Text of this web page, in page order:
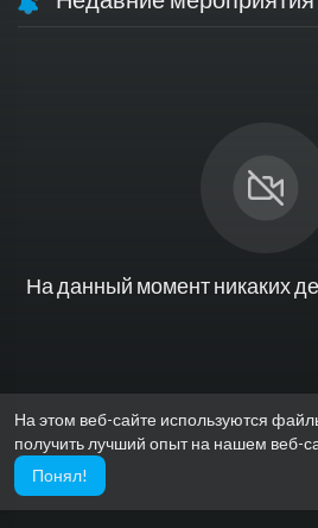
На этом веб-сайте используются
получить лучший опыт на нашем веб-
Понял!
На данный момент никаких